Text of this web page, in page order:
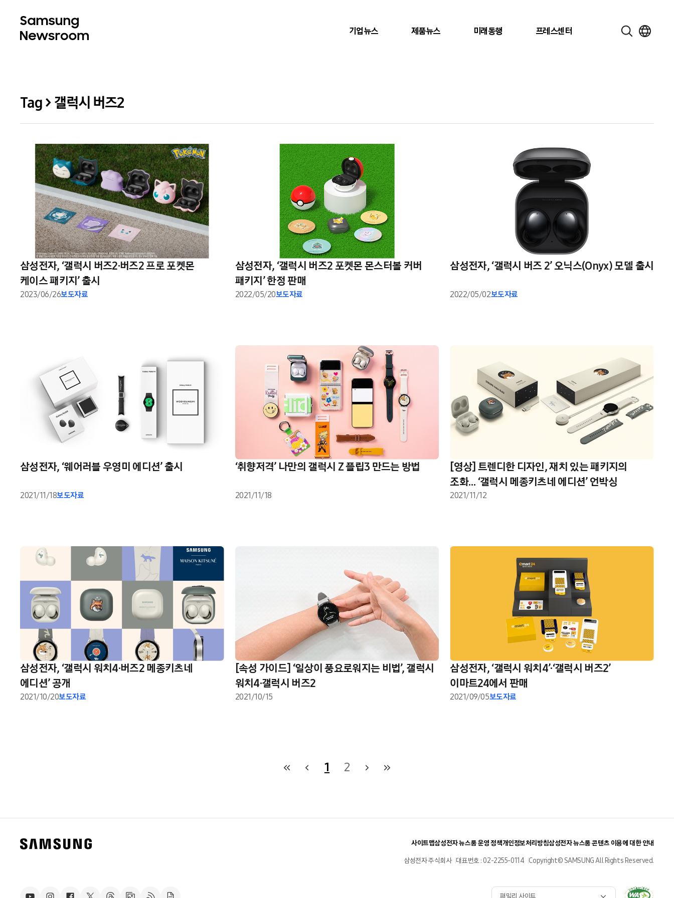
기업뉴스 제품뉴스 미래동행 프레스센터
Tag > 갤럭시 버즈2
삼성전자, ‘갤럭시 버즈2·버즈2 프로 포켓몬
케이스 패키지’ 출시
2023/06/26보도자료
삼성전자, ‘갤럭시 버즈2 포켓몬 몬스터볼 커버
패키지’ 한정 판매
2022/05/20보도자료
삼성전자, ‘갤럭시 버즈 2’ 오닉스(Onyx) 모델 출시
2022/05/02보도자료
삼성전자, ‘웨어러블 우영미 에디션’ 출시
2021/11/18보도자료
‘취향저격’ 나만의 갤럭시 Z 플립3 만드는 방법
2021/11/18
[영상] 트렌디한 디자인, 재치 있는 패키지의
조화… ‘갤럭시 메종키츠네 에디션’ 언박싱
2021/11/12
삼성전자, ‘갤럭시 워치4·버즈2 메종키츠네
에디션’ 공개
2021/10/20보도자료
[속성 가이드] ‘일상이 풍요로워지는 비법’, 갤럭시
워치4·갤럭시 버즈2
2021/10/15
삼성전자, ‘갤럭시 워치4’·‘갤럭시 버즈2’
이마트24에서 판매
2021/09/05보도자료
1 2
사이트맵삼성전자 뉴스룸 운영 정책개인정보처리방침삼성전자 뉴스룸 콘텐츠 이용에 대한 안내
삼성전자 주식회사 대표번호 : 02-2255-0114 Copyright© SAMSUNG All Rights Reserved.